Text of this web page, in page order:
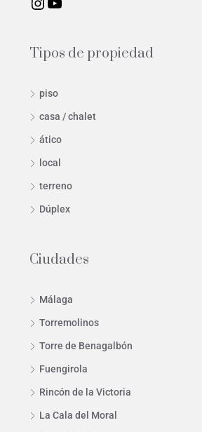
Tipos de propiedad
piso
casa / chalet
ático
local
terreno
Dúplex
Ciudades
Málaga
Torremolinos
Torre de Benagalbón
Fuengirola
Rincón de la Victoria
La Cala del Moral